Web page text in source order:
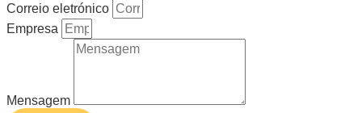
Correio eletrónico
Empresa
Mensagem